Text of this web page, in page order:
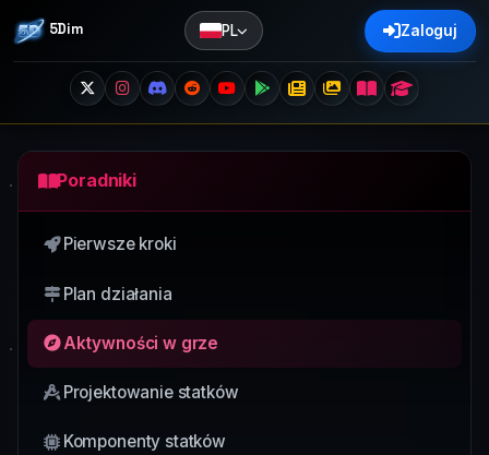
5Dim PL Zaloguj
Poradniki
Pierwsze kroki
Plan działania
Aktywności w grze
Projektowanie statków
Komponenty statków